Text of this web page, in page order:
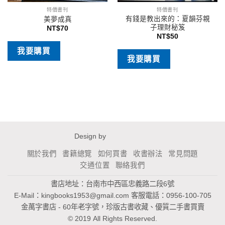
特價書刊
美夢成真
NT$70
我要購買
特價書刊
有錢是教出來的：夏韻芬親
子理財秘笈
NT$50
我要購買
Design by
關於我們 書籍總覽 如何買書 收書辦法
常見問題
交通位置
聯絡我們
書店地址：台南市中西區忠義路二段6號
E-Mail： kingbooks1953@gmail.com 客服電話：0956-100-705
金萬字書店 - 60年老字號，珍版古書收藏、優質二手書買賣
© 2019 All Rights Reserved.